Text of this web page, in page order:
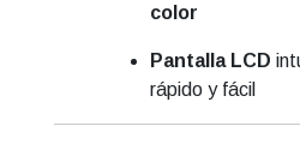
color
Pantalla LCD
rápido y fácil